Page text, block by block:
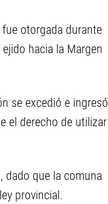
otorgada durante
hacia la Margen
se excedió e ingresó
el derecho de utilizar
dado que la comuna
provincial.